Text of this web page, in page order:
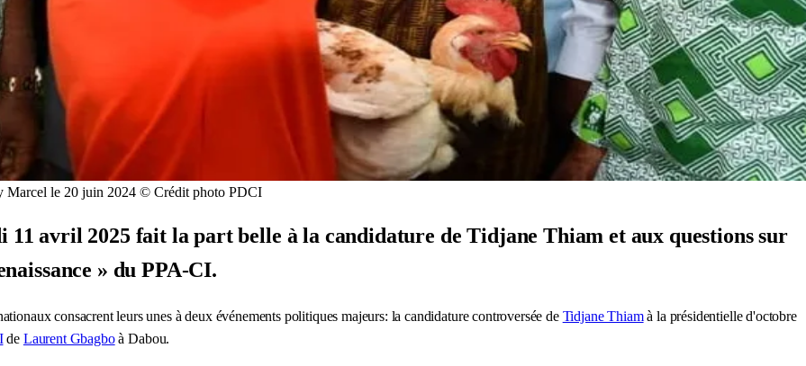
Marcel le 20 juin 2024 © Crédit photo PDCI
11 avril 2025 fait la part belle à la candidature de Tidjane Thiam et aux questions sur
» du PPA-CI.
consacrent leurs unes à deux événements politiques majeurs: la candidature controversée de Tidjane Thiamà la présidentielle d'octobre
de Laurent Gbagboà Dabou.